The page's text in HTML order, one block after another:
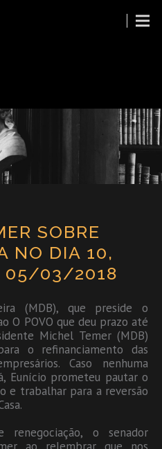
SOBRE
NO DIA 10,
05/03/2018
(MDB), que preside o
O POVO que deu prazo até
Michel Temer (MDB)
o refinanciamento das
Caso nenhuma
Eunício prometeu pautar o
e trabalhar para a reversão
o senador